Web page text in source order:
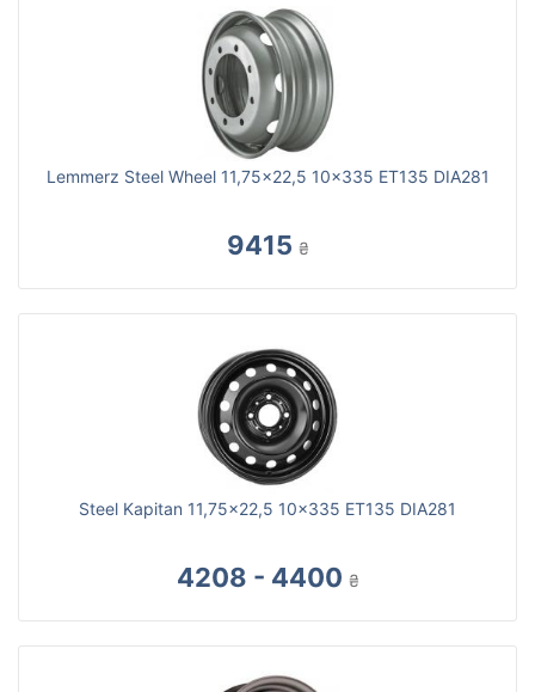
Lemmerz Steel Wheel 11,75x22,5 10x335 ET135 DIA281
9415 ₴
Steel Kapitan 11,75x22,5 10x335 ET135 DIA281
4208 - 4400 ₴